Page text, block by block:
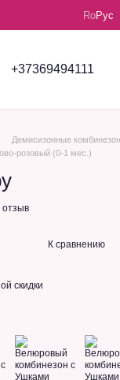
RoРус
+37369494111
Демисизонные
розовый (0-1 мес.)
отзыв
К сравнению
скидки